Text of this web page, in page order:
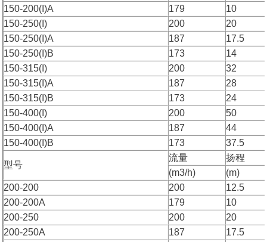
150-200(I)A
179
10
150-250(I)
200
20
150-250(I)A
187
17.5
150-250(I)B
173
14
150-315(I)
200
32
150-315(I)A
187
28
150-315(I)B
173
24
150-400(I)
200
50
150-400(I)A
187
44
150-400(I)B
173 37.5
型号
流量
扬程
(m3/h)
(m)
200-200
200
12.5
200-200A
179
10
200-250
200
20
200-250A
187
17.5